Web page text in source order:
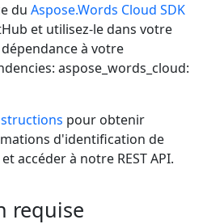
du Aspose.Words Cloud SDK
et utilisez-le dans votre
à votre
aspose_words_cloud:
pour obtenir
d'identification de
accéder à notre REST API.
requise